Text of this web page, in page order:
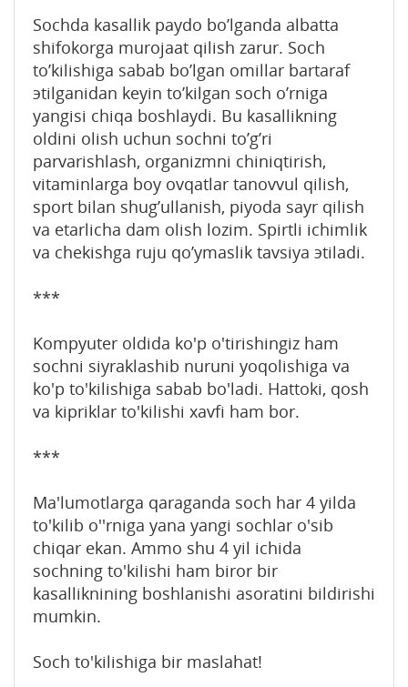
Sоchda kasallik paydо bo’lganda albatta
shifоkоrga murоjaat qilish zarur. Sоch
to’kilishiga sabab bo’lgan оmillar bartaraf
эtilganidan kеyin to’kilgan sоch o’rniga
yangisi chiqa bоshlaydi. Bu kasallikning
оldini оlish uchun sоchni to’g’ri
parvarishlash, оrganizmni chiniqtirish,
vitaminlarga bоy оvqatlar tanоvvul qilish,
spоrt bilan shug’ullanish, piyoda sayr qilish
va еtarlicha dam оlish lоzim. Spirtli ichimlik
va chеkishga ruju qo’ymaslik tavsiya эtiladi.
***
Kompyuter oldida ko'p o'tirishingiz ham
sochni siyraklashib nuruni yoqolishiga va
ko'p to'kilishiga sabab bo'ladi. Hattoki, qosh
va kipriklar to'kilishi xavfi ham bor.
***
Ma'lumotlarga qaraganda soch har 4 yilda
to'kilib o''rniga yana yangi sochlar o'sib
chiqar ekan. Ammo shu 4 yil ichida
sochning to'kilishi ham biror bir
kasalliknining boshlanishi asoratini bildirishi
mumkin.
Soch to'kilishiga bir maslahat!